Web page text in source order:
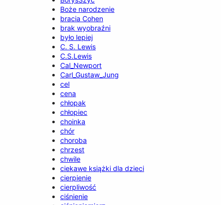
Boże narodzenie
bracia Cohen
brak wyobraźni
było lepiej
C. S. Lewis
C.S.Lewis
Cal_Newport
Carl_Gustaw_Jung
cel
cena
chłopak
chłopiec
choinka
chór
choroba
chrzest
chwile
ciekawe książki dla dzieci
cierpienie
cierpliwość
ciśnienie